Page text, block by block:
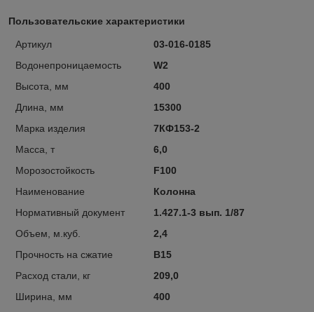
Пользовательские характеристики
Артикул
03-016-0185
Водонепроницаемость
W2
Высота, мм
400
Длина, мм
15300
Марка изделия
7КФ153-2
Масса, т
6,0
Морозостойкость
F100
Наименование
Колонна
Нормативный документ
1.427.1-3 вып. 1/87
Объем, м.куб.
2,4
Прочность на сжатие
В15
Расход стали, кг
209,0
Ширина, мм
400